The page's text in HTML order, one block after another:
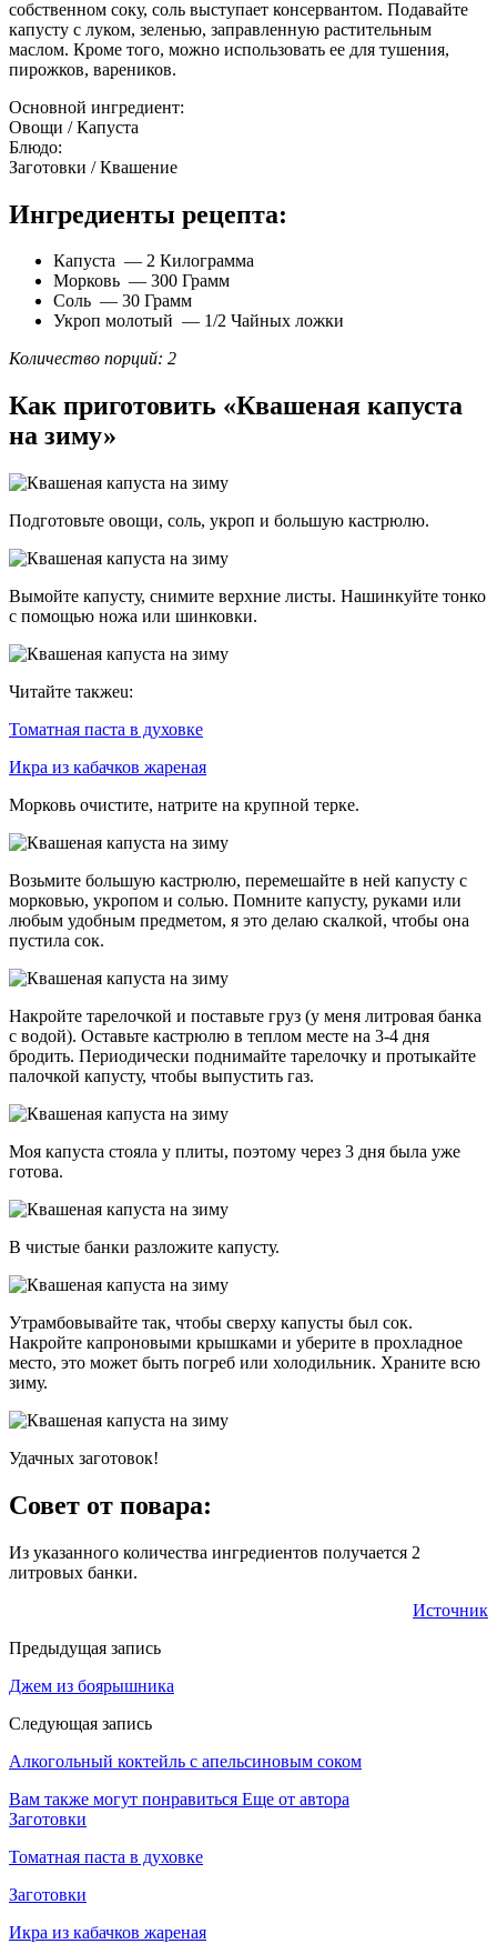
собственном соку, соль выступает консервантом. Подавайте
капусту с луком, зеленью, заправленную растительным
маслом. Кроме того, можно использовать ее для тушения,
пирожков, вареников.
Основной ингредиент:
Овощи / Капуста
Блюдо:
Заготовки / Квашение
Ингредиенты рецепта:
Капуста — 2 Килограмма
Морковь — 300 Грамм
Соль — 30 Грамм
Укроп молотый — 1/2 Чайных ложки
Количество порций: 2
Как приготовить «Квашеная капуста
на зиму»
Подготовьте овощи, соль, укроп и большую кастрюлю.
Вымойте капусту, снимите верхние листы. Нашинкуйте тонко
с помощью ножа или шинковки.
Читайте такжеu:
Томатная паста в духовке
Икра из кабачков жареная
Морковь очистите, натрите на крупной терке.
Возьмите большую кастрюлю, перемешайте в ней капусту с
морковью, укропом и солью. Помните капусту, руками или
любым удобным предметом, я это делаю скалкой, чтобы она
пустила сок.
Накройте тарелочкой и поставьте груз (у меня литровая банка
с водой). Оставьте кастрюлю в теплом месте на 3-4 дня
бродить. Периодически поднимайте тарелочку и протыкайте
палочкой капусту, чтобы выпустить газ.
Моя капуста стояла у плиты, поэтому через 3 дня была уже
готова.
В чистые банки разложите капусту.
Утрамбовывайте так, чтобы сверху капусты был сок.
Накройте капроновыми крышками и уберите в прохладное
место, это может быть погреб или холодильник. Храните всю
зиму.
Удачных заготовок!
Совет от повара:
Из указанного количества ингредиентов получается 2
литровых банки.
Источник
Предыдущая запись
Джем из боярышника
Следующая запись
Алкогольный коктейль с апельсиновым соком
Вам также могут понравиться Еще от автора
Заготовки
Томатная паста в духовке
Заготовки
Икра из кабачков жареная